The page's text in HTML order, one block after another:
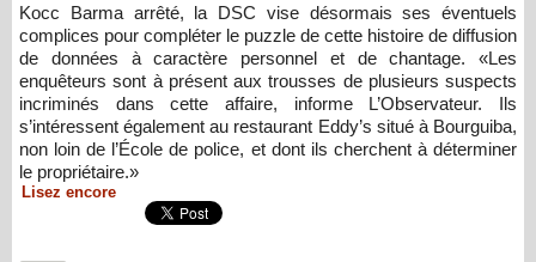
Kocc Barma arrêté, la DSC vise désormais ses éventuels
complices pour compléter le puzzle de cette histoire de diffusion
de données à caractère personnel et de chantage. «Les
enquêteurs sont à présent aux trousses de plusieurs suspects
incriminés dans cette affaire, informe L’Observateur. Ils
s’intéressent également au restaurant Eddy’s situé à Bourguiba,
non loin de l’École de police, et dont ils cherchent à déterminer
le propriétaire.»
Lisez encore